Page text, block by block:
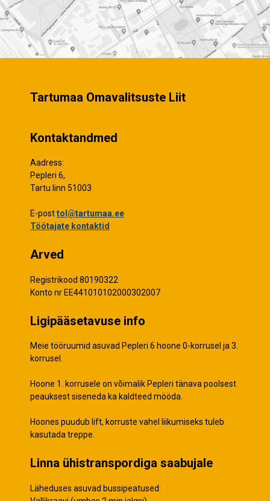
Tartumaa Omavalitsuste Liit
Kontaktandmed
Aadress:
Pepleri 6,
Tartu linn 51003
E-posttol@tartumaa.ee
Töötajate kontaktid
Arved
Registrikood 80190322
Konto nr EE441010102000302007
Ligipääsetavuse info
Meie tööruumid asuvad Pepleri 6 hoone 0-korrusel ja 3.
korrusel.
Hoone 1. korrusele on võimalik Pepleri tänava poolsest
peauksest siseneda ka kaldteed mööda.
Hoones puudub lift, korruste vahel liikumiseks tuleb
kasutada treppe.
Linna ühistranspordiga saabujale
Läheduses asuvad bussipeatused: